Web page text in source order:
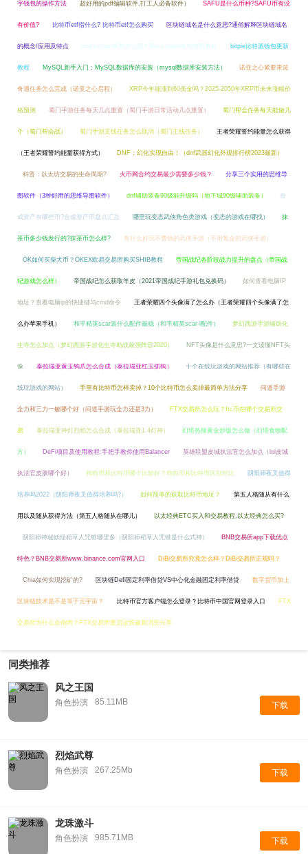
字钱包的操作方法 超好用的pdf编辑软件,打工人必备软件） SAFU是什么币种?SAFU币有没
有价值? 比特币etf指什么? 比特币etf怎么购买 区块链域名是什么意思?通俗解释区块链域名
的概念/应用及特点 blockchain钱包怎么用？Blockchain钱包使用教程 bitpie比特派钱包更新
教程 MySQL新手入门：MySQL数据库的安装（mysql数据库安装方法） 诺亚之心紧要果篮
奇遇任务怎么完成（诺亚之心启程） XRP今年能涨到60美金吗？2025-2050年XRP币未来涨幅价
格预测 蜀门手游任务每天几点重置（蜀门手游日常活动几点重置） 蜀门帮会任务每天能做几
个（蜀门帮会战） 蜀门手游支线任务怎么取消（蜀门主线任务） 王者荣耀誓约能量怎么获得
（王者荣耀誓约能量获得方式） DNF：幻化实现自由！（dnf武器幻化外观排行榜2023最新）
科普：以太坊交易的生命周期? 火币网合约交易最少需要多少钱？ 分享三个实用的思维导
图软件（3种好用的思维导图软件） dnf辅助装备90级能升级吗（地下城90级辅助装备） 合
成资产有哪些币?合成资产币盘点汇总 哪里玩变态武侠角色类游戏（变态的游戏在哪找） 抹
茶币多少钱发行的?抹茶币怎么样? 有什么好玩不费钱的武侠手游（不用氪金的武侠手游）
OK如何买柴犬币？OKEX欧易交易所购买SHIB教程 帝国战纪各阶段战力提升的盘点（帝国战
纪游戏怎么样） 帝国战纪怎么获取羊皮（2021帝国战纪手游礼包兑换码） 如何查看电脑IP
地址？查看电脑ip的快捷键与cmd命令 王者荣耀四个头像满了怎么办（王者荣耀四个头像满了怎
么办苹果手机） 和平精英scar装什么配件最稳（和平精英scar-l配件） 梦幻西游手游辅助化
生寺怎么加点（梦幻西游手游化生寺助战最强阵容2020） NFT头像是什么意思?一文读懂NFT头
像 泰拉瑞亚黄玉钩爪怎么合成（泰拉瑞亚红玉抓钩） 十个在线玩游戏的网站推荐（有哪些在
线玩游戏的网站） 手里有比特币怎样卖掉？10个比特币怎么卖掉最简单方法分享 问道手游
全力和三力一敏哪个好（问道手游玩全力还是3力） FTX交易所怎么玩？ftc币在哪个交易所交
易 泰拉瑞亚神灯烈焰怎么合成（泰拉瑞亚1.4灯神） 幻塔热辣黄金炒饭怎么做（幻塔食物配
方） DeFi项目及使用教程:手把手教你使用Balancer 英雄联盟皮城执法官怎么加点（lol皮城
执法官皮肤哪个好） 狗狗币和比特币哪个比较好？狗狗币和比特币区别对比 阴阳师夜叉值得
培养吗2022（阴阳师夜叉值得培养吗?） 如何简单的获取比特币地址？ 第五人格随从有什么
用以及随从获得方法（第五人格随从在哪儿） 以太经典ETC买入和交易教程,以太经典怎么买?
阴阳师神秘妖怪稻草人咒锥哪里多（阴阳师稻草人咒锥是什么式神） BNB交易所app下载优点
特色？BNB交易所www.binance.com官网入口 DiBi交易所究竟怎么样？DiBi交易所正规吗？
Chia如何实现挖矿的? 区块链Defi固定利率借贷VS中心化金融固定利率借贷 数字货币加上
区块链技术是不是等于元宇宙？ 比特币官方客户端怎么登录？比特币中国官网登录入口 FTX
交易所为什么会倒闭？FTX交易所重启运营最新消息分享
同类推荐
风之王国
角色扮演 85.11MB 下载
烈焰武尊
角色扮演 267.25Mb 下载
龙珠激斗
角色扮演 985.71MB 下载